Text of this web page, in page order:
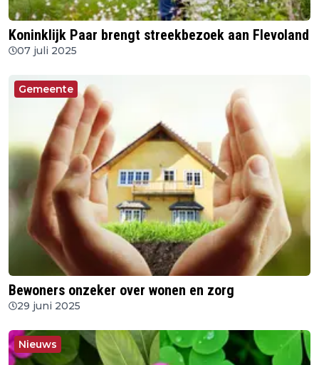
Koninklijk Paar brengt streekbezoek aan Flevoland
07 juli 2025
Gemeente
Bewoners onzeker over wonen en zorg
29 juni 2025
Nieuws